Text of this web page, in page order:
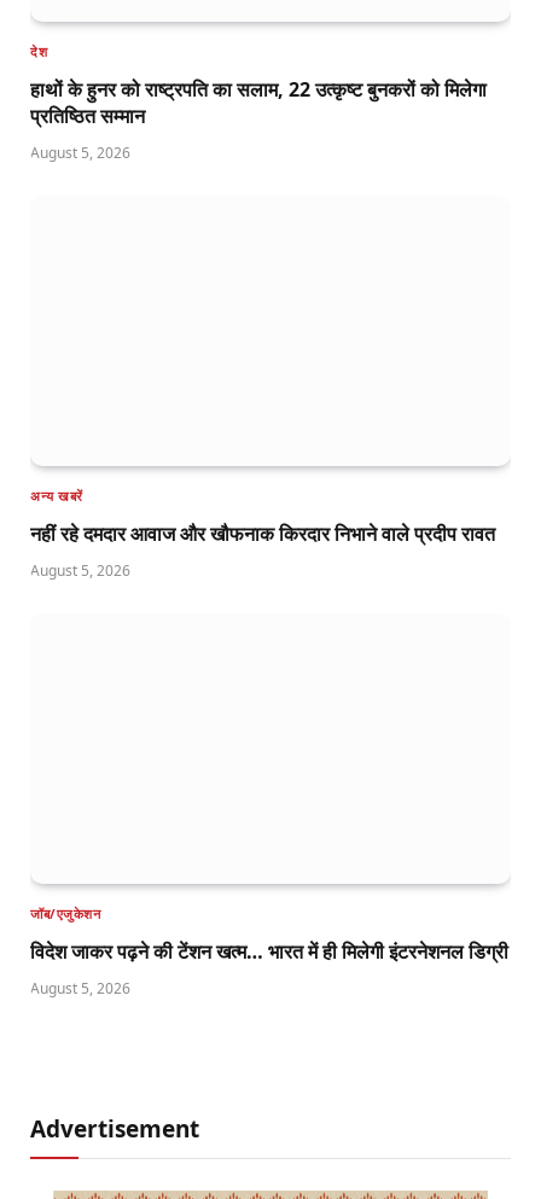
देश
हाथों के हुनर को राष्ट्रपति का सलाम, 22 उत्कृष्ट बुनकरों को मिलेगा
प्रतिष्ठित सम्मान
August 5, 2026
अन्य खबरें
नहीं रहे दमदार आवाज और खौफनाक किरदार निभाने वाले प्रदीप रावत
August 5, 2026
जॉब/एजुकेशन
विदेश जाकर पढ़ने की टेंशन खत्म… भारत में ही मिलेगी इंटरनेशनल डिग्री
August 5, 2026
Advertisement